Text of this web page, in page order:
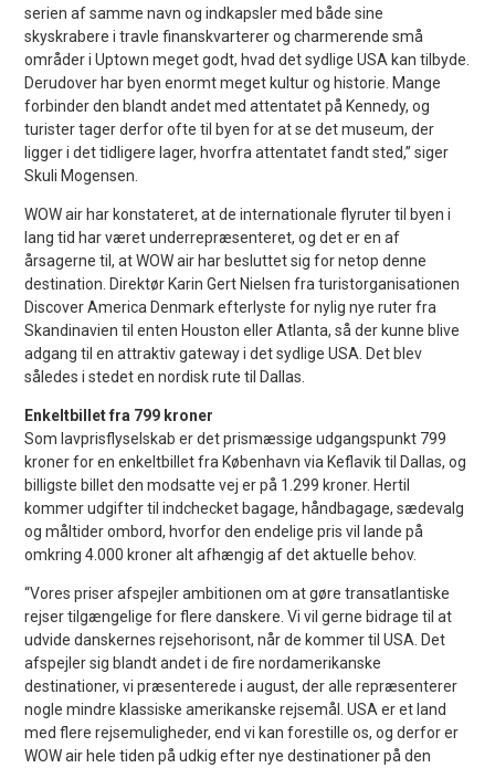
serien af samme navn og indkapsler med både sine
skyskrabere i travle finanskvarterer og charmerende små
områder i Uptown meget godt, hvad det sydlige USA kan tilbyde.
Derudover har byen enormt meget kultur og historie. Mange
forbinder den blandt andet med attentatet på Kennedy, og
turister tager derfor ofte til byen for at se det museum, der
ligger i det tidligere lager, hvorfra attentatet fandt sted,” siger
Skuli Mogensen.
WOW air har konstateret, at de internationale flyruter til byen i
lang tid har været underrepræsenteret, og det er en af
årsagerne til, at WOW air har besluttet sig for netop denne
destination. Direktør Karin Gert Nielsen fra turistorganisationen
Discover America Denmark efterlyste for nylig nye ruter fra
Skandinavien til enten Houston eller Atlanta, så der kunne blive
adgang til en attraktiv gateway i det sydlige USA. Det blev
således i stedet en nordisk rute til Dallas.
Enkeltbillet fra 799 kroner
Som lavprisflyselskab er det prismæssige udgangspunkt 799
kroner for en enkeltbillet fra København via Keflavik til Dallas, og
billigste billet den modsatte vej er på 1.299 kroner. Hertil
kommer udgifter til indchecket bagage, håndbagage, sædevalg
og måltider ombord, hvorfor den endelige pris vil lande på
omkring 4.000 kroner alt afhængig af det aktuelle behov.
“Vores priser afspejler ambitionen om at gøre transatlantiske
rejser tilgængelige for flere danskere. Vi vil gerne bidrage til at
udvide danskernes rejsehorisont, når de kommer til USA. Det
afspejler sig blandt andet i de fire nordamerikanske
destinationer, vi præsenterede i august, der alle repræsenterer
nogle mindre klassiske amerikanske rejsemål. USA er et land
med flere rejsemuligheder, end vi kan forestille os, og derfor er
WOW air hele tiden på udkig efter nye destinationer på den